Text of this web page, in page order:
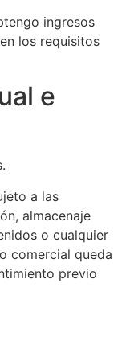
ingresos
los requisitos
e
a las
almacenaje
o cualquier
comercial queda
previo